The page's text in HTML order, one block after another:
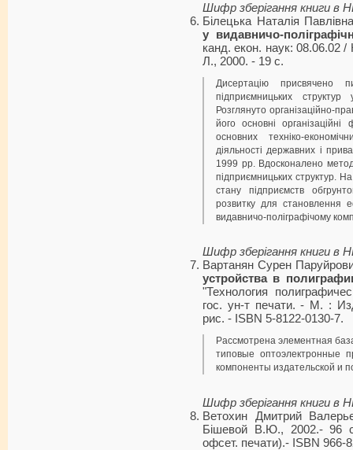
Шифр зберігання книги в
Білецька Наталія
у видавничо-
канд. екон. наук: 08.06.02 /
Л., 2000. - 19 с.
Дисертацію присвячено
підприємницьких структур
Розглянуто організаційно-
його основні
основних техніко-
діяльності державних і
1999 рр. Вдосконалено
підприємницьких структур.
стану підприємств
розвитку для становлення
видавничо-поліграфічому
Шифр зберігання книги в
Вартанян Сурен
устройства в
"Технология
гос. ун-т печати. - М. :
рис. - ISBN 5-8122-0130-7.
Рассмотрена элементная
типовые оптоэлектронные
компоненты издательской и
Шифр зберігання книги в
Ветохин Дмитрий
Бішевой В.Ю., 2002.- 96
офсет. печати).- ISBN 966-